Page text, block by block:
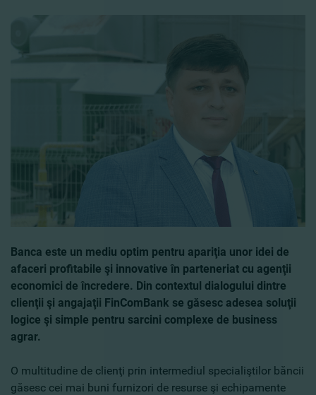
Banca este un mediu optim pentru apariţia unor idei de
afaceri profitabile şi innovative în parteneriat cu agenţii
economici de încredere. Din contextul dialogului dintre
clienţii şi angajaţii FinComBank se găsesc adesea soluţii
logice şi simple pentru sarcini complexe de business
agrar.
O multitudine de clienţi prin intermediul specialiştilor băncii
găsesc cei mai buni furnizori de resurse şi echipamente